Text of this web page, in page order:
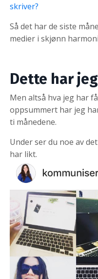
skriver?
Så det har de siste
medier i skjønn
Dette har
Men altså hva jeg har
oppsummert har jeg
ti månedene.
Under ser du noe av
har likt.